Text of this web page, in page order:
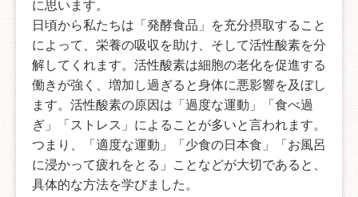
に思います。
日頃から私たちは「発酵食品」を充分摂取すること
によって、栄養の吸収を助け、そして活性酸素を分
解してくれます。活性酸素は細胞の老化を促進する
働きが強く、増加し過ぎると身体に悪影響を及ぼし
ます。活性酸素の原因は「過度な運動」「食べ過
ぎ」「ストレス」によることが多いと言われます。
つまり、「適度な運動」「少食の日本食」「お風呂
に浸かって疲れをとる」ことなどが大切であると、
具体的な方法を学びました。